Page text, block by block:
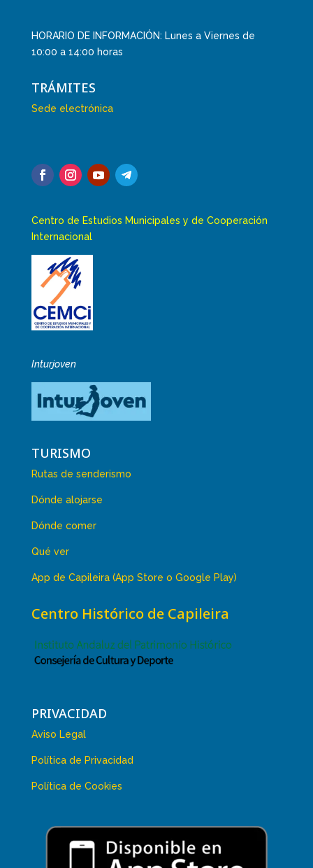
HORARIO DE INFORMACIÓN: Lunes a Viernes de
10:00 a 14:00 horas
TRÁMITES
Sede electrónica
Centro de Estudios Municipales y de Cooperación
Internacional
Inturjoven
TURISMO
Rutas de senderismo
Dónde alojarse
Dónde comer
Qué ver
App de Capileira (App Store o Google Play)
Centro Histórico de Capileira
PRIVACIDAD
Aviso Legal
Política de Privacidad
Política de Cookies